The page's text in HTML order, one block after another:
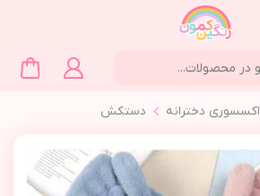
اکسسوری دخترانه دستكش